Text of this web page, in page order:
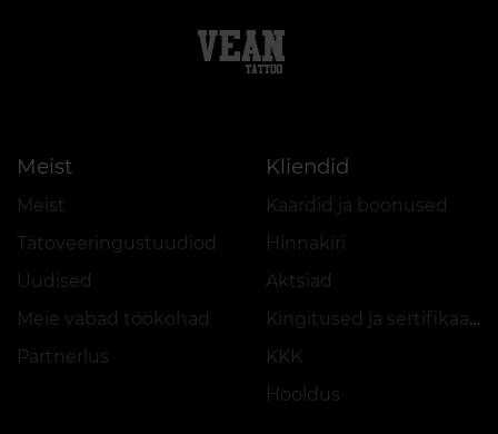
Meist
Meist
Tätoveeringustuudiod
Uudised
Meie vabad töökohad
Partnerlus
Kliendid
Kaardid ja boonused
Hinnakiri
Aktsiad
Kingitused ja sertifikaadid
KKK
Hooldus